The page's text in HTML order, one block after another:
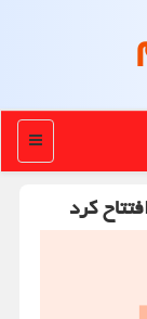
منو
کرد